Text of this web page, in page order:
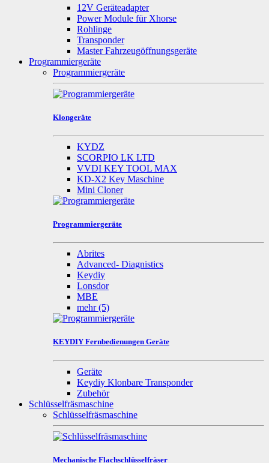
12V Geräteadapter
Power Module für Xhorse
Rohlinge
Transponder
Master Fahrzeugöffnungsgeräte
Programmiergeräte
Programmiergeräte
Klongeräte
KYDZ
SCORPIO LK LTD
VVDI KEY TOOL MAX
KD-X2 Key Maschine
Mini Cloner
Programmiergeräte
Abrites
Advanced- Diagnistics
Keydiy
Lonsdor
MBE
mehr(5)
KEYDIY Fernbedienungen Geräte
Geräte
Keydiy Klonbare Transponder
Zubehör
Schlüsselfräsmaschine
Schlüsselfräsmaschine
Mechanische Flachschlüsselfräser